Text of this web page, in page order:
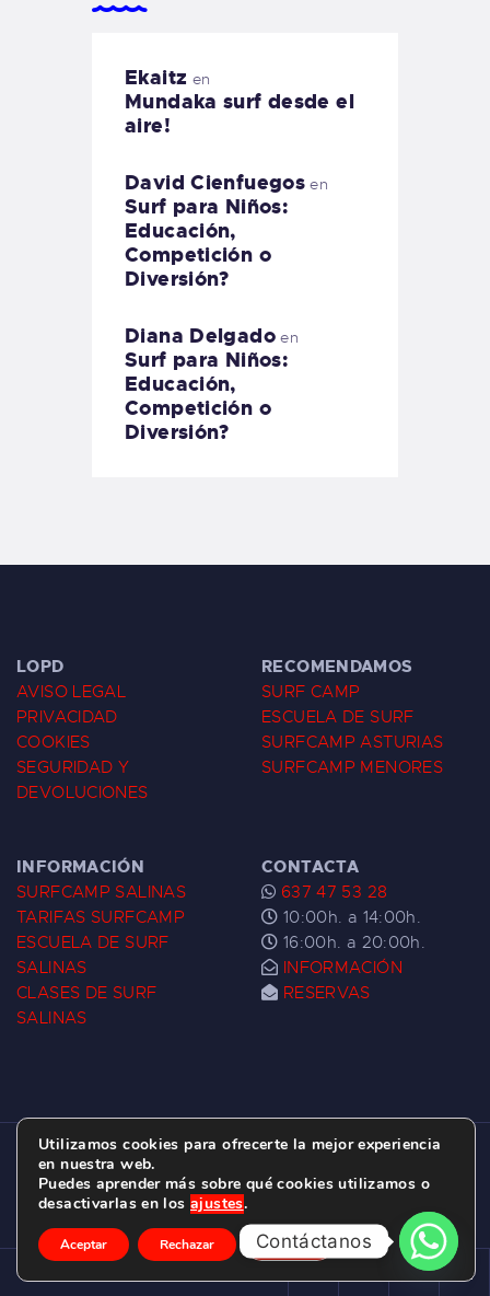
Ekaitz en
Mundaka surf desde el
aire!
David Cienfuegos en
Surf para Niños:
Educación,
Competición o
Diversión?
Diana Delgadoen
Surf para Niños:
Educación,
Competición o
Diversión?
LOPD
AVISO LEGAL
PRIVACIDAD
COOKIES
SEGURIDAD Y
DEVOLUCIONES
RECOMENDAMOS
SURF CAMP
ESCUELA DE SURF
SURFCAMP ASTURIAS
SURFCAMP MENORES
INFORMACIÓN
SURFCAMP SALINAS
TARIFAS SURFCAMP
ESCUELA DE SURF
SALINAS
CLASES DE SURF
SALINAS
CONTACTA
637 47 53 28
10:00h. a 14:00h.
16:00h. a 20:00h.
INFORMACIÓN
RESERVAS
ESCUELA DE SURF LAS DUNAS ©
2026.
C/ BERNARDO ÁLVAREZ GALAN 1, SALINAS
(ASTURIAS)
Utilizamos cookies para ofrecerte la mejor experiencia
en nuestra web.
Puedes aprender más sobre qué cookies utilizamos o
desactivarlas en los ajustes.
Aceptar Rechazar Ajustes
Contáctanos